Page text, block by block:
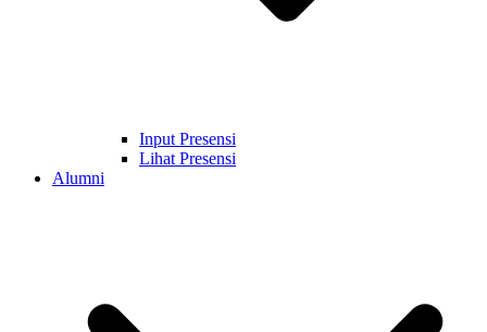
Input Presensi
Lihat Presensi
Alumni